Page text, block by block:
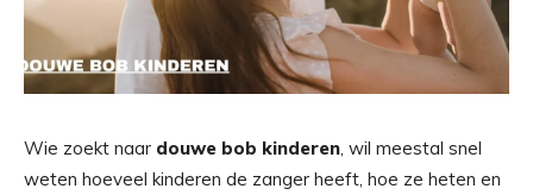
Wie zoekt naar douwe bob kinderen, wil meestal snel
weten hoeveel kinderen de zanger heeft, hoe ze heten en